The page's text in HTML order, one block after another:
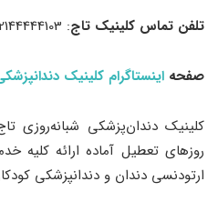
تلفن تماس کلینیک تاج: 02144444103
صفحه اینستاگرام کلینیک
روزهای تعطیل آماده ارائه کلیه
ارتودنسی دندان و دندانپزشکی